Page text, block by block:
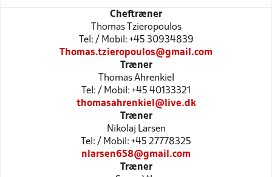
Cheftræner
Thomas Tzieropoulos
Tel: / Mobil: +45 30934839
Thomas.tzieropoulos@gmail.com
Træner
Thomas Ahrenkiel
Tel: / Mobil: +45 40133321
thomasahrenkiel@live.dk
Træner
Nikolaj Larsen
Tel: / Mobil: +45 27778325
nlarsen658@gmail.com
Træner